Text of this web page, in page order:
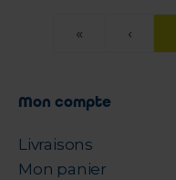
« ‹
Mon compte
Livraisons
Mon panier